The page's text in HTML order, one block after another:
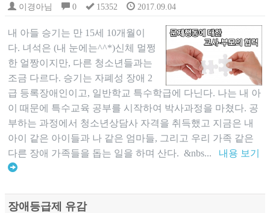
이경아님 0 15352 2017.09.04
내 아들 승기는 만 15세 10개월이
다. 녀석은 (내 눈에는^^*)신체 멀쩡
한 얼짱이지만, 다른 청소년들과는
조금 다르다. 승기는 자폐성 장애 2
급 등록장애인이고, 일반학교 특수학급에 다닌다. 나는 내 아
이 때문에 특수교육 공부를 시작하여 박사과정을 마쳤다. 공
부하는 과정에서 청소년상담사 자격을 취득했고 지금은 내
아이 같은 아이들과 나 같은 엄마들, 그리고 우리 가족 같은
다른 장애 가족들을 돕는 일을 하며 산다. &nbs... 내용 보기
장애등급제 유감